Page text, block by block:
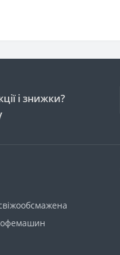
і знижки?